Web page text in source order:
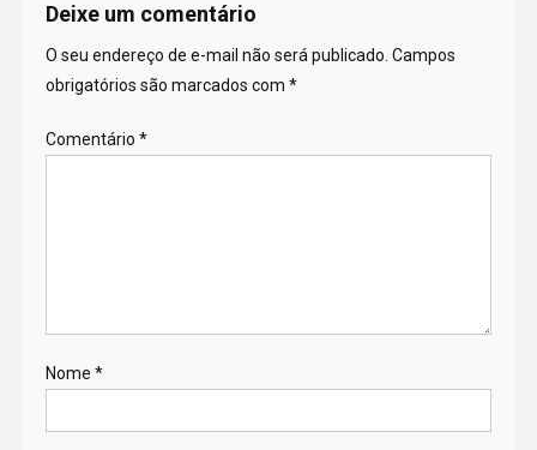
Deixe um comentário
O seu endereço de e-mail não será publicado. Campos
obrigatórios são marcados com *
Comentário *
Nome *